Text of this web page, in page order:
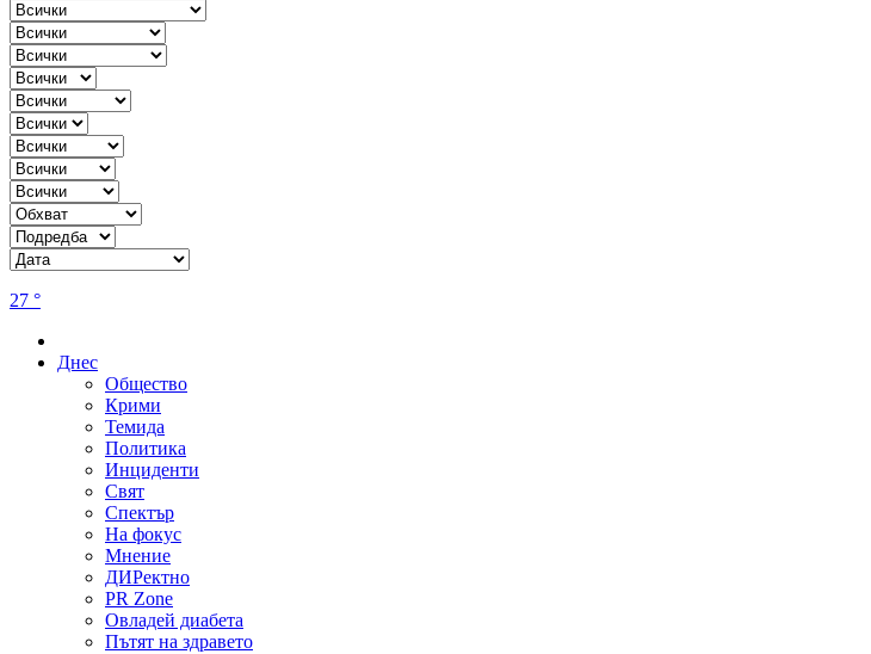
27 °
Днес
Общество
Крими
Темида
Политика
Инциденти
Свят
Спектър
На фокус
Мнение
ДИРектно
PR Zone
Овладей диабета
Пътят на здравето